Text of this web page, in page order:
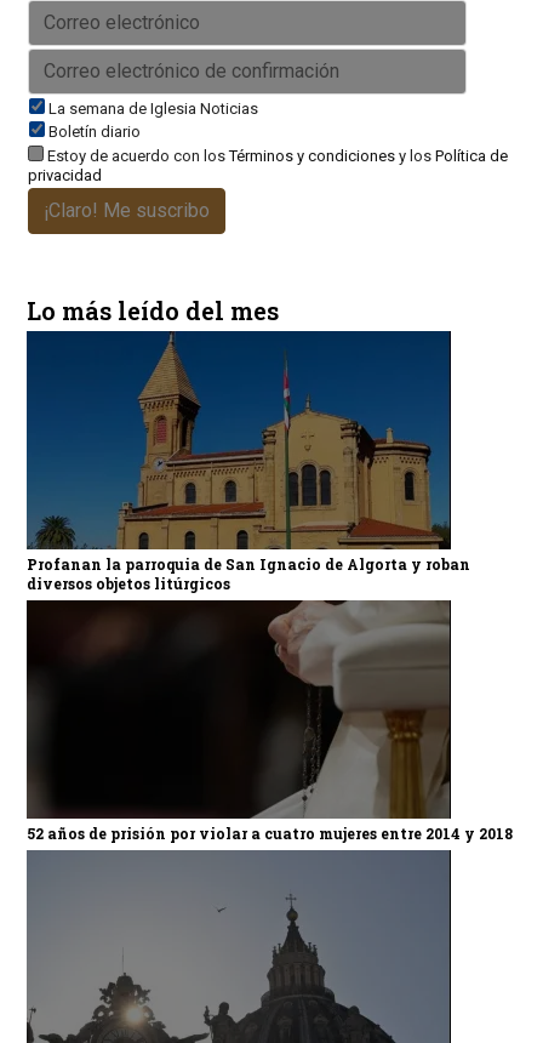
La semana de Iglesia Noticias
Boletín diario
Estoy de acuerdo con losTérminos y condicionesy los Política de
privacidad
¡Claro! Me suscribo
Lo más leído del mes
Profanan la parroquia de San Ignacio de Algorta y roban
diversos objetos litúrgicos
52 años de prisión por violar a cuatro mujeres entre 2014 y 2018